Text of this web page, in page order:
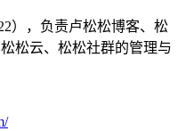
），负责卢松松博客、松
松云、松松社群的管理与